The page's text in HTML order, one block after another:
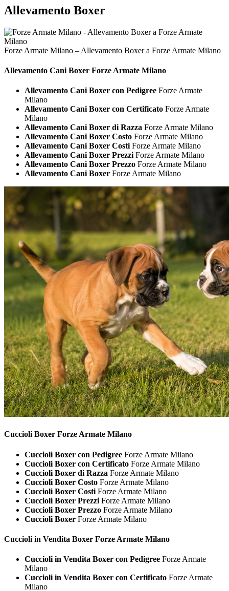
Allevamento Boxer
Forze Armate Milano – Allevamento Boxer a Forze Armate Milano
Allevamento Cani Boxer Forze Armate Milano
Allevamento Cani Boxer con Pedigree Forze Armate
Milano
Allevamento Cani Boxer con Certificato Forze Armate
Milano
Allevamento Cani Boxer di Razza Forze Armate Milano
Allevamento Cani Boxer Costo Forze Armate Milano
Allevamento Cani Boxer Costi Forze Armate Milano
Allevamento Cani Boxer Prezzi Forze Armate Milano
Allevamento Cani Boxer Prezzo Forze Armate Milano
Allevamento Cani Boxer Forze Armate Milano
CuccioliBoxer Forze Armate Milano
Cuccioli Boxer con Pedigree Forze Armate Milano
Cuccioli Boxer con Certificato Forze Armate Milano
Cuccioli Boxer di Razza Forze Armate Milano
Cuccioli Boxer Costo Forze Armate Milano
Cuccioli Boxer Costi Forze Armate Milano
Cuccioli Boxer Prezzi Forze Armate Milano
Cuccioli Boxer Prezzo Forze Armate Milano
Cuccioli Boxer Forze Armate Milano
Cuccioli in Vendita Boxer Forze Armate Milano
Cuccioli in Vendita Boxer con Pedigree Forze Armate
Milano
Cuccioli in Vendita Boxer con Certificato Forze Armate
Milano